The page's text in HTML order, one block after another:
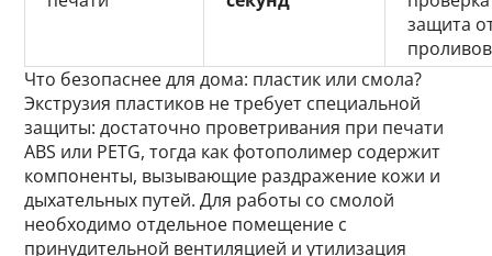
защита
Что безопаснее для дома: пластик или смола?
Экструзия пластиков не требует специальной
защиты: достаточно проветривания при печати
ABS или PETG, тогда как фотополимер содержит
компоненты, вызывающие раздражение кожи и
дыхательных путей. Для работы со смолой
необходимо отдельное помещение с
принудительной вентиляцией и утилизация